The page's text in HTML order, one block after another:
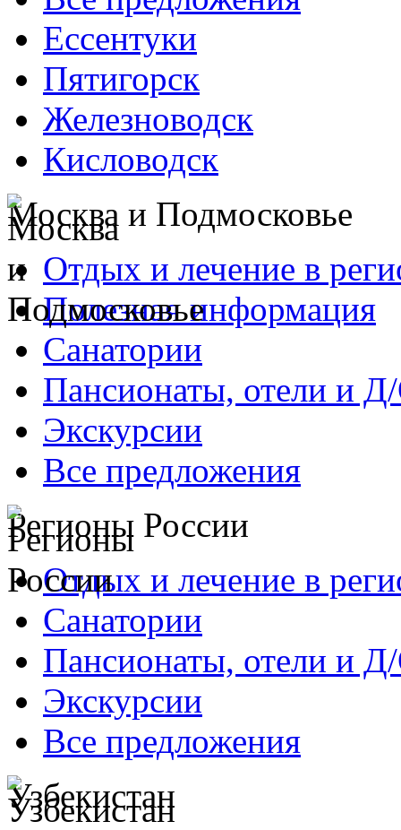
Ессентуки
Пятигорск
Железноводск
Кисловодск
Москва и Подмосковье
Отдых и лечение в
Полезная информация
Санатории
Пансионаты, отели и
Экскурсии
Все предложения
Регионы России
Отдых и лечение в
Санатории
Пансионаты, отели и
Экскурсии
Все предложения
Узбекистан